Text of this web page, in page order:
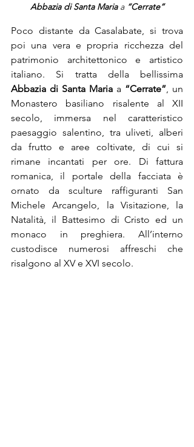
Abbazia di Santa Maria a “Cerrate”
Poco distante da Casalabate, si trova
poi una vera e propria ricchezza del
patrimonio architettonico e artistico
Abbazia di Santa Maria a “Cerrate” , un
Monastero basiliano risalente al XII
secolo, immersa nel caratteristico
paesaggio salentino, tra uliveti, alberi
da frutto e aree coltivate, di cui si
rimane incantati per ore. Di fattura
romanica, il portale della facciata è
ornato da sculture raffiguranti San
Michele Arcangelo, la Visitazione, la
Natalità, il Battesimo di Cristo ed un
monaco in preghiera. All’interno
custodisce numerosi affreschi che
risalgono al XV e XVI secolo.